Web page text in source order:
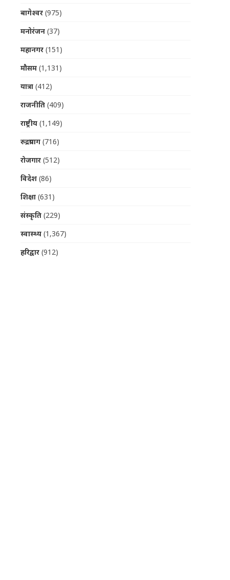
बागेश्वर(975)
मनोरंजन(37)
महानगर(151)
मौसम(1,131)
यात्रा(412)
राजनीति(409)
राष्ट्रीय(1,149)
रुद्रप्रयाग(716)
रोजगार(512)
विदेश(86)
शिक्षा(631)
संस्कृति(229)
स्वास्थ्य(1,367)
हरिद्वार(912)